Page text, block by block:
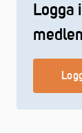
Logga